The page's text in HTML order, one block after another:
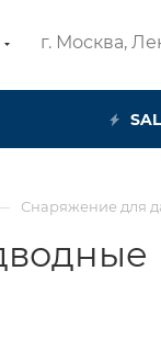
г. Москва,
Снаряжение для